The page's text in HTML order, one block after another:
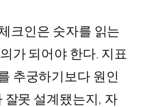
크인은 숫자를 읽는
가 되어야 한다. 지표
추궁하기보다 원인
잘못 설계됐는지, 자